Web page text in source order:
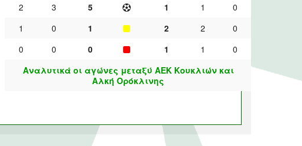
2
3 5 1 1
0
1
0 1 2 2
0
0
0 0 1 1
0
Αναλυτικά οι αγώνες μεταξύ ΑΕΚ Κουκλιών και
Αλκή Ορόκλινης